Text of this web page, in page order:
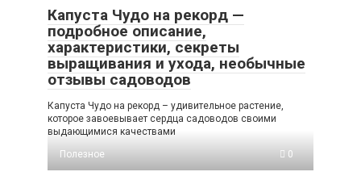
Капуста Чудо на рекорд —
подробное описание,
характеристики, секреты
выращивания и ухода, необычные
отзывы садоводов
Капуста Чудо на рекорд – удивительное растение,
которое завоевывает сердца садоводов своими
выдающимися качествами
Полезное
0